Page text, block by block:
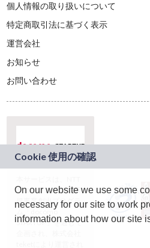
個人情報の取り扱いについて
特定商取引法に基づく表示
運営会社
お知らせ
お問い合わせ
ドコモグループの新
規事業創出プログラ
ム「docomo
STARTUP」を通じて
On our website we use some
necessary for our site to work
information about how our site